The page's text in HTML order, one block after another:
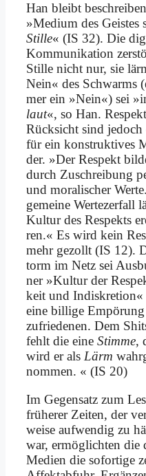
Han bleibt
»Me­di­um des Gei­stes
Stil­le« (IS 32). Die
Kom­mu­ni­ka­ti­on
Stil­le nicht nur, sie
Nein« des Schwarms
mer ein »Nein«) sei
laut«, so Han.
Rück­sicht sind je­doch
für ein kon­struk­ti­ves
der. »Der Re­spekt
durch Zu­schrei­bung
und mo­ra­li­scher
ge­mei­ne Wer­te­zer­fall
Kul­tur des Re­spekts
ren.« Es wird kein
mehr ge­zollt (IS 12).
torm im Netz sei
ner »Kul­tur der
keit und
ei­ne bil­li­ge
zu­frie­de­nen. Dem
fehlt die ei­ne Stim­me,
wird er als Lärm
nommen. « (IS 20)
Im Ge­gen­satz zum
frü­he­rer Zei­ten, der
wei­se auf­wen­dig zu
war, er­mög­lich­ten die
Me­di­en die so­for­ti­ge